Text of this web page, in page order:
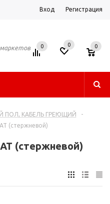
Вход Регистрация
0 0 0
ПОЛ, КАБЕЛЬ ГРЕЮЩИЙ
-
(стержневой)
(стержневой)